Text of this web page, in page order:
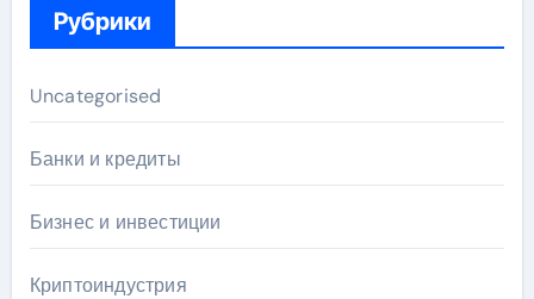
Рубрики
Uncategorised
Банки и кредиты
Бизнес и инвестиции
Криптоиндустрия